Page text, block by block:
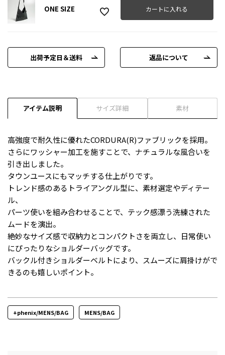
ONE SIZE カートに入れる
出荷予定日＆送料 返品について
アイテム説明 サイズ詳細 素材
高強度で耐久性に優れたCORDURA(R)ファブリックを採用。
さらにワッシャー加工を施すことで、ナチュラルな風合いを
引き出しました。
タウンユースにもマッチする仕上がりです。
トレンド感のあるトライアングル型に、素材選定やディテー
ル、
パーツ使いを組み合わせることで、テック感漂う洗練された
ムードを演出。
絶妙なサイズ感で収納力とコンパクトさを両立し、日常使い
にぴったりなショルダーバッグです。
バックル付きショルダーベルトにより、スムーズに肩掛けがで
きるのも嬉しいポイント。
+phenix/MENS/BAG MENS/BAG